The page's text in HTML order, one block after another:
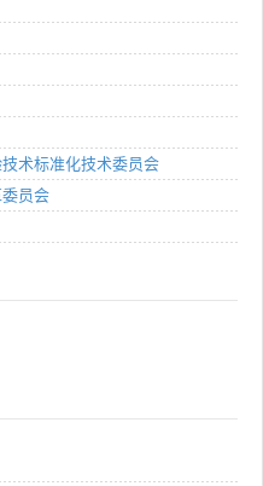
术标准化技术委员会
员会